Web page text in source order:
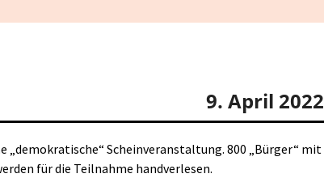
9. April 2022
„demokratische“ Scheinveranstaltung. 800 „Bürger“ mit
für die Teilnahme handverlesen.